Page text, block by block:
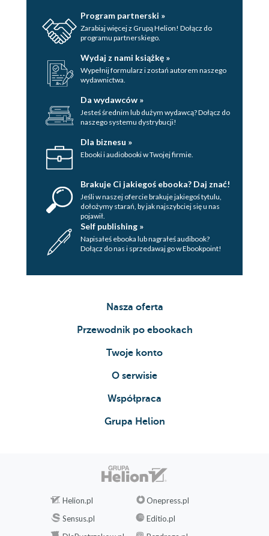
Program partnerski »
Zarabiaj więcej z Grupą Helion! Dołącz do
programu partnerskiego.
Wydaj z nami książkę »
Wypełnij formularz i zostań autorem naszego
wydawnictwa.
Da wydawców »
Jesteś średnim lub dużym wydawcą? Dołącz do
naszego systemu dystrybucji!
Dla biznesu »
Ebooki i audiobooki w Twojej firmie.
Brakuje Ci jakiegoś ebooka? Daj znać!
Jeśli w naszej ofercie brakuje jakiegoś tytulu,
dołożymy starań, by jak najszybciej się u nas
pojawił.
Self publishing »
Napisałeś ebooka lub nagrałeś audibook?
Dołącz do nas i sprzedawaj go w Ebookpoint!
Nasza oferta
Przewodnik po ebookach
Twoje konto
O serwisie
Współpraca
Grupa Helion
Helion.pl
Onepress.pl
Sensus.pl
Editio.pl